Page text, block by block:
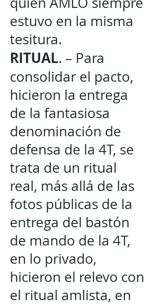
estuvo en la misma
tesitura.
RITUAL. – Para
consolidar el pacto,
hicieron la entrega
de la fantasiosa
denominación de
defensa de la 4T, se
trata de un ritual
real, más allá de las
fotos públicas de la
entrega del bastón
de mando de la 4T,
en lo privado,
hicieron el relevo con
el ritual amlista, en